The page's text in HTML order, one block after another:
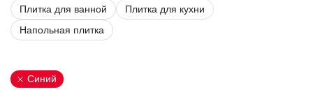
Контакты
Плитка для ванной
Плитка для кухни
Напольная плитка
Керамическая плитка
Плитка для ванной
Напольная плитка
Цвет (1)
Бежевый
Синий